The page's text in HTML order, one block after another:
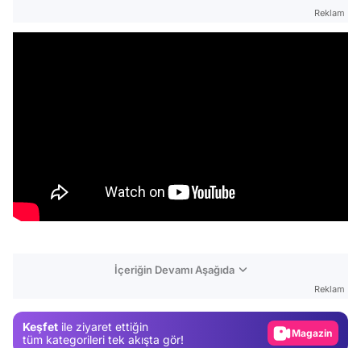
Reklam
İçeriğin Devamı Aşağıda
Reklam
Keşfet ile ziyaret ettiğin
tüm kategorileri tek akışta gör!
Video